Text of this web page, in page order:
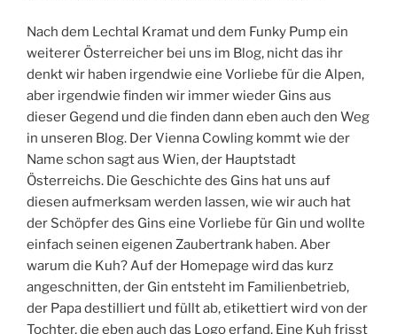
Nach dem Lechtal Kramat und dem Funky Pump ein
weiterer Österreicher bei uns im Blog, nicht das ihr
denkt wir haben irgendwie eine Vorliebe für die Alpen,
aber irgendwie finden wir immer wieder Gins aus
dieser Gegend und die finden dann eben auch den Weg
in unseren Blog. Der Vienna Cowling kommt wie der
Name schon sagt aus Wien, der Hauptstadt
Österreichs. Die Geschichte des Gins hat uns auf
diesen aufmerksam werden lassen, wie wir auch hat
der Schöpfer des Gins eine Vorliebe für Gin und wollte
einfach seinen eigenen Zaubertrank haben. Aber
warum die Kuh? Auf der Homepage wird das kurz
angeschnitten, der Gin entsteht im Familienbetrieb,
der Papa destilliert und füllt ab, etikettiert wird von der
Tochter, die eben auch das Logo erfand. Eine Kuh frisst